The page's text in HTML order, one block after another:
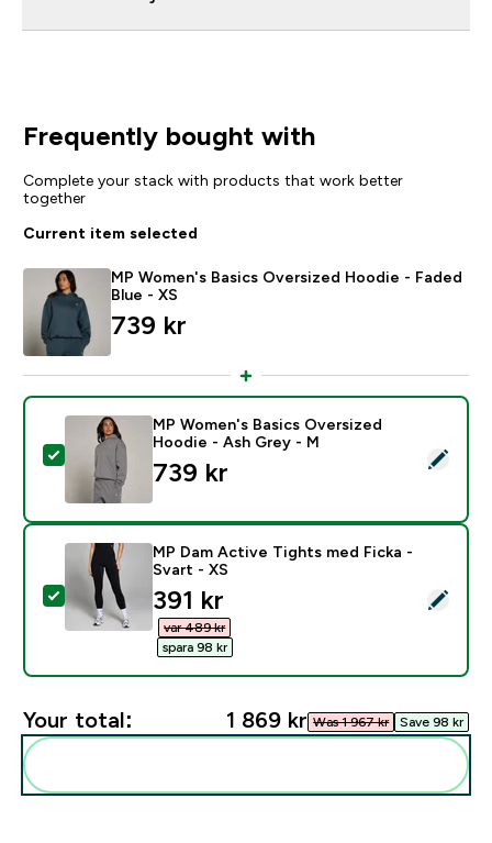
Frequently bought with
Complete your stack with products that work better
together
Current item selected
MP Women's Basics Oversized Hoodie - Faded
Blue - XS
739 kr‎
Select this product - MP Women's Basics Oversized
MP Women's Basics Oversized
Hoodie - Ash Grey - M
739 kr‎
Select this product - MP Dam Active Tights med
MP Dam Active Tights med Ficka -
Svart - XS
discounted price
391 kr‎
var 489 kr‎
spara 98 kr‎
Your total: 1 869 kr‎ Was 1 967 kr‎ Save 98 kr‎